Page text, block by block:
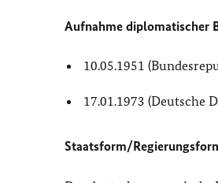
Aufnahme diplomatischer
10.05.1951
17.01.1973 (Deutsche
Staatsform/